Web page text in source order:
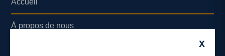
X
Accueil
À propos de nous